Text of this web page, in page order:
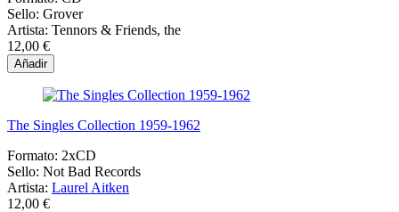
Sello: Grover
Artista: Tennors & Friends, the
12,00 €
Añadir
The Singles Collection 1959-1962
Formato: 2xCD
Sello: Not Bad Records
Artista: Laurel Aitken
12,00 €